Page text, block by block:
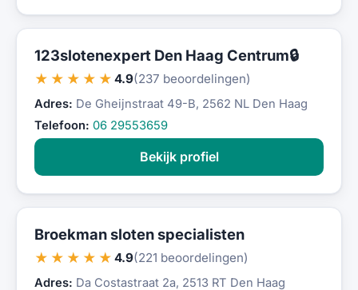
123slotenexpert Den Haag Centrum🔒
★★★★★ 4.9(237 beoordelingen)
Adres: De Gheijnstraat 49-B, 2562 NL Den Haag
Telefoon: 06 29553659
Bekijk profiel
Broekman sloten specialisten
★★★★★ 4.9(221 beoordelingen)
Adres: Da Costastraat 2a, 2513 RT Den Haag